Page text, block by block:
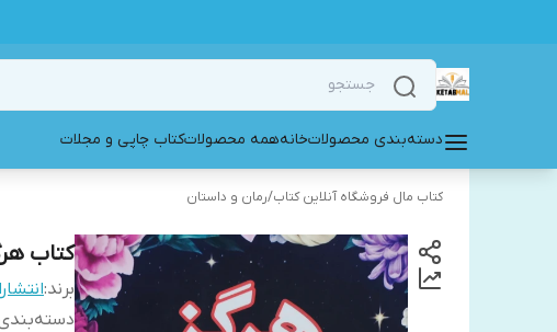
دسته‌بندی محصولاتخانههمه محصولاتکتاب چاپی و مجلات
کتاب مال فروشگاه آنلاین کتاب/رمان و داستان
کتاب
برند: